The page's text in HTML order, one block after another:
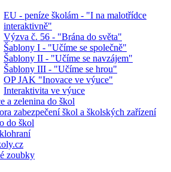
EU - peníze školám - "I na malotřídce
interaktivně"
Výzva č. 56 - "Brána do světa"
Šablony I - "Učíme se společně"
Šablony II - "Učíme se navzájem"
Šablony III - "Učíme se hrou"
OP JAK "Inovace ve výuce"
Interaktivita ve výuce
a zelenina do škol
zabezpečení škol a školských zařízení
do škol
zoubky